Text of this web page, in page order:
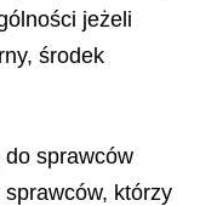
jeżeli
środek
sprawców
którzy